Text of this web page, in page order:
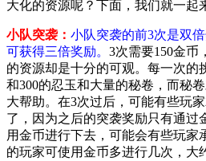
大化的资源呢？下面，我们就一起
小队突袭： 小队突袭的前3次是双
可获得三倍奖励。 3次需要150金币
的资源却是十分的可观。每一次的
和300的忍玉和大量的秘卷，而秘
大帮助。在3次过后，可能有些玩
了，因为之后的突袭奖励只有通过
用金币进行下去，可能会有些玩家
的玩家可使用金币多进行几次，大